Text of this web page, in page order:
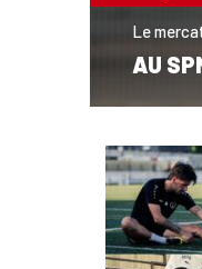
Le
AU